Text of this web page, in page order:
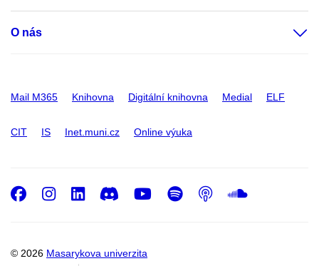
O nás
Mail M365 Knihovna Digitální knihovna Medial ELF
CIT IS Inet.muni.cz Online výuka
© 2026 Masarykova univerzita
Facebook
Instagram
LinkedIn
DiscordYoutube
Spotify
Podcast